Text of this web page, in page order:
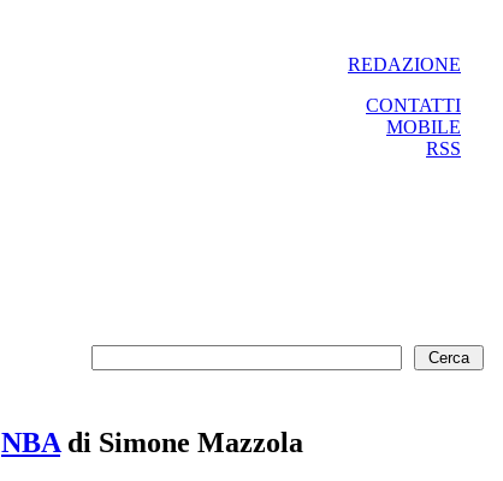
REDAZIONE
CONTATTI
MOBILE
RSS
NBA di Simone Mazzola